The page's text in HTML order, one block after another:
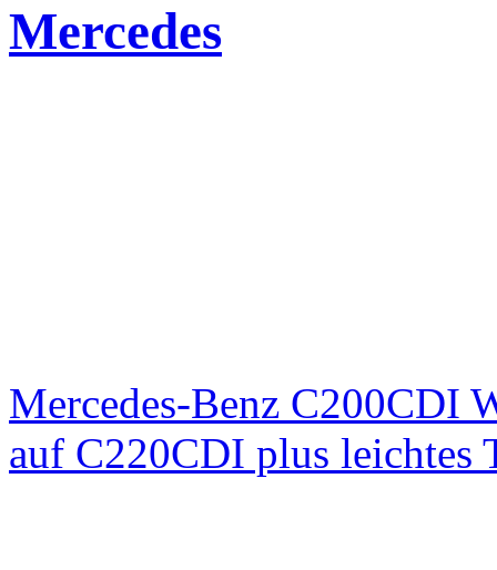
Mercedes
Mercedes-Benz C200CDI
auf C220CDI plus